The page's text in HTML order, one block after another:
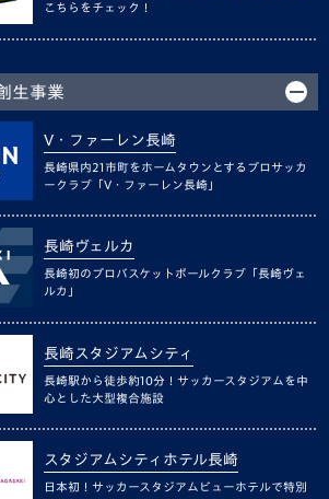
こちらをチェック！
生事業
V・ファーレン長崎
長崎県内21市町をホームタウンとするプロサッカ
ークラブ「V・ファーレン長崎」
長崎ヴェルカ
長崎初のプロバスケットボールクラブ「長崎ヴェ
ルカ」
長崎スタジアムシティ
長崎駅から徒歩約10分！サッカースタジアムを中
心とした大型複合施設
スタジアムシティホテル長崎
日本初！サッカースタジアムビューホテルで特別